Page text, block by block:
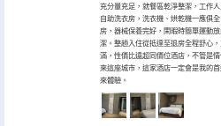
充分量充足，就餐區乾淨整潔，工作
自助洗衣房，洗衣機、烘乾機一應俱
房，器械保養完好，閑暇時簡單運動
潔。整趟入住從抵達至退房全程舒心
滿，性價比遠超同價位酒店，不管是
來這座城市，這家酒店一定會是我的
來體驗。